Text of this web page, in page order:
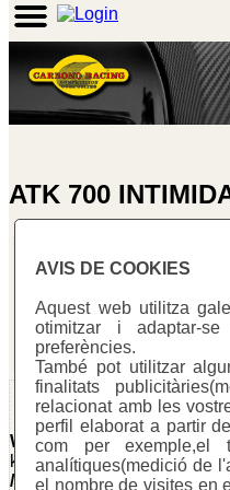
AVIS DE COOKIES
Aquest web utilitza
otimitzar i adaptar-
preferències.
També pot utilitzar
finalitats
relacionat amb les
perfil elaborat a partir
com per
analítiques(medició de
el nombre de visites en
ATK 700
Protector forquilla
invertida
Warning
: Undefined array
key "cotitzacio" in
/homepages/0/